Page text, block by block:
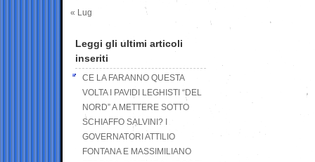
« Lug
Leggi gli ultimi articoli
inseriti
CE LA FARANNO QUESTA
VOLTA I PAVIDI LEGHISTI “DEL
NORD” A METTERE SOTTO
SCHIAFFO SALVINI? I
GOVERNATORI ATTILIO
FONTANA E MASSIMILIANO